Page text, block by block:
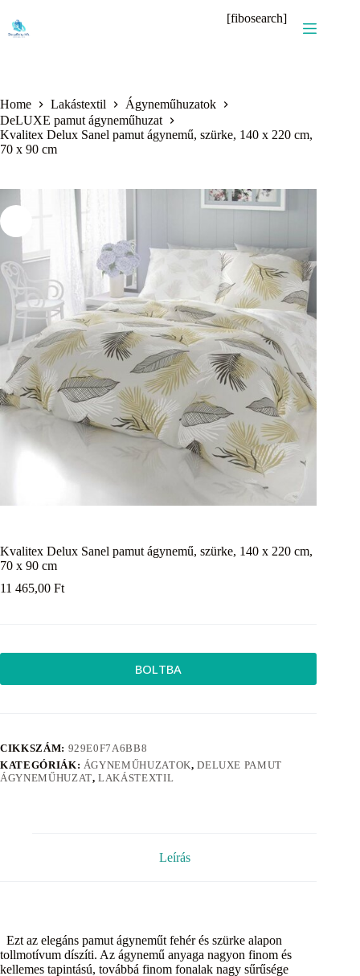
content
[fibosearch]
Home Lakástextil
Ágyneműhuzatok
DeLUXE pamut ágyneműhuzat
Kvalitex Delux Sanel pamut ágynemű, szürke, 140 x 220 cm,
70 x 90 cm
Kvalitex Delux Sanel pamut ágynemű, szürke, 140 x 220 cm,
70 x 90 cm
11 465,00 Ft
BOLTBA
CIKKSZÁM: 929E0F7A6BB8
KATEGÓRIÁK: ÁGYNEMŰHUZATOK,DELUXE PAMUT
ÁGYNEMŰHUZAT,LAKÁSTEXTIL
Leírás
Ezt az elegáns pamut ágyneműt fehér és szürke alapon
tollmotívum díszíti. Az ágynemű anyaga nagyon finom és
kellemes tapintású, továbbá finom fonalak nagy sűrűsége